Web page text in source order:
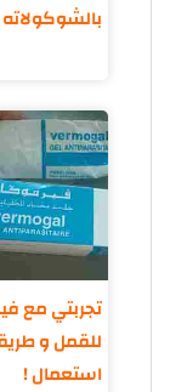
تجربتي مع
للقمل و
استعمال !